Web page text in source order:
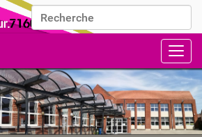
Chercher par
Recherche avancée…